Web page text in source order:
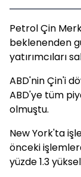
Petrol Çin
beklenenden
yatırımcıları
ABD'nin Çin'i
ABD'ye tüm
olmuştu.
New York'ta
önceki
yüzde 1.3